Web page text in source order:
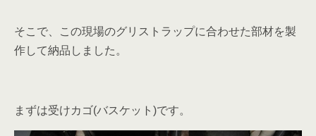
そこで、この現場のグリストラップに合わせた部材を製
作して納品しました。
まずは受けカゴ(バスケット)です。